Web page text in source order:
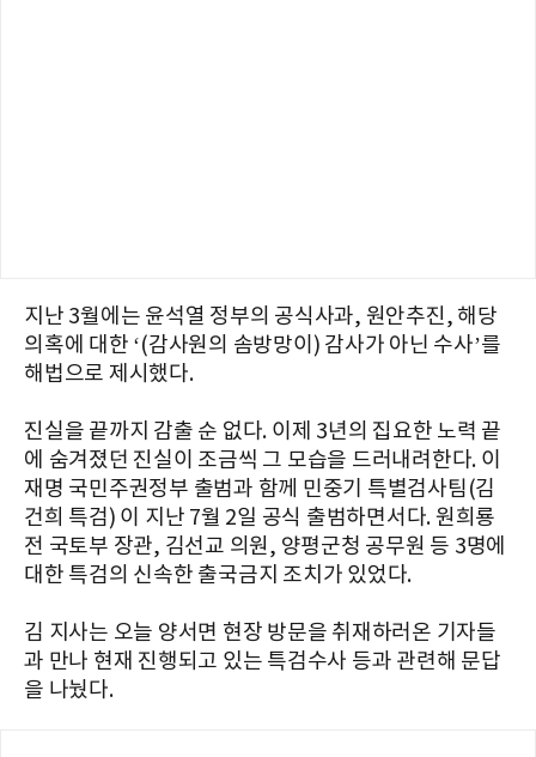
지난 3월에는 윤석열 정부의 공식사과, 원안추진, 해당
의혹에 대한 ‘(감사원의 솜방망이) 감사가 아닌 수사’를
해법으로 제시했다.
진실을 끝까지 감출 순 없다. 이제 3년의 집요한 노력 끝
에 숨겨졌던 진실이 조금씩 그 모습을 드러내려한다. 이
재명 국민주권정부 출범과 함께 민중기 특별검사팀(김
건희 특검) 이 지난 7월 2일 공식 출범하면서다. 원희룡
전 국토부 장관, 김선교 의원, 양평군청 공무원 등 3명에
대한 특검의 신속한 출국금지 조치가 있었다.
김 지사는 오늘 양서면 현장 방문을 취재하러온 기자들
과 만나 현재 진행되고 있는 특검수사 등과 관련해 문답
을 나눴다.